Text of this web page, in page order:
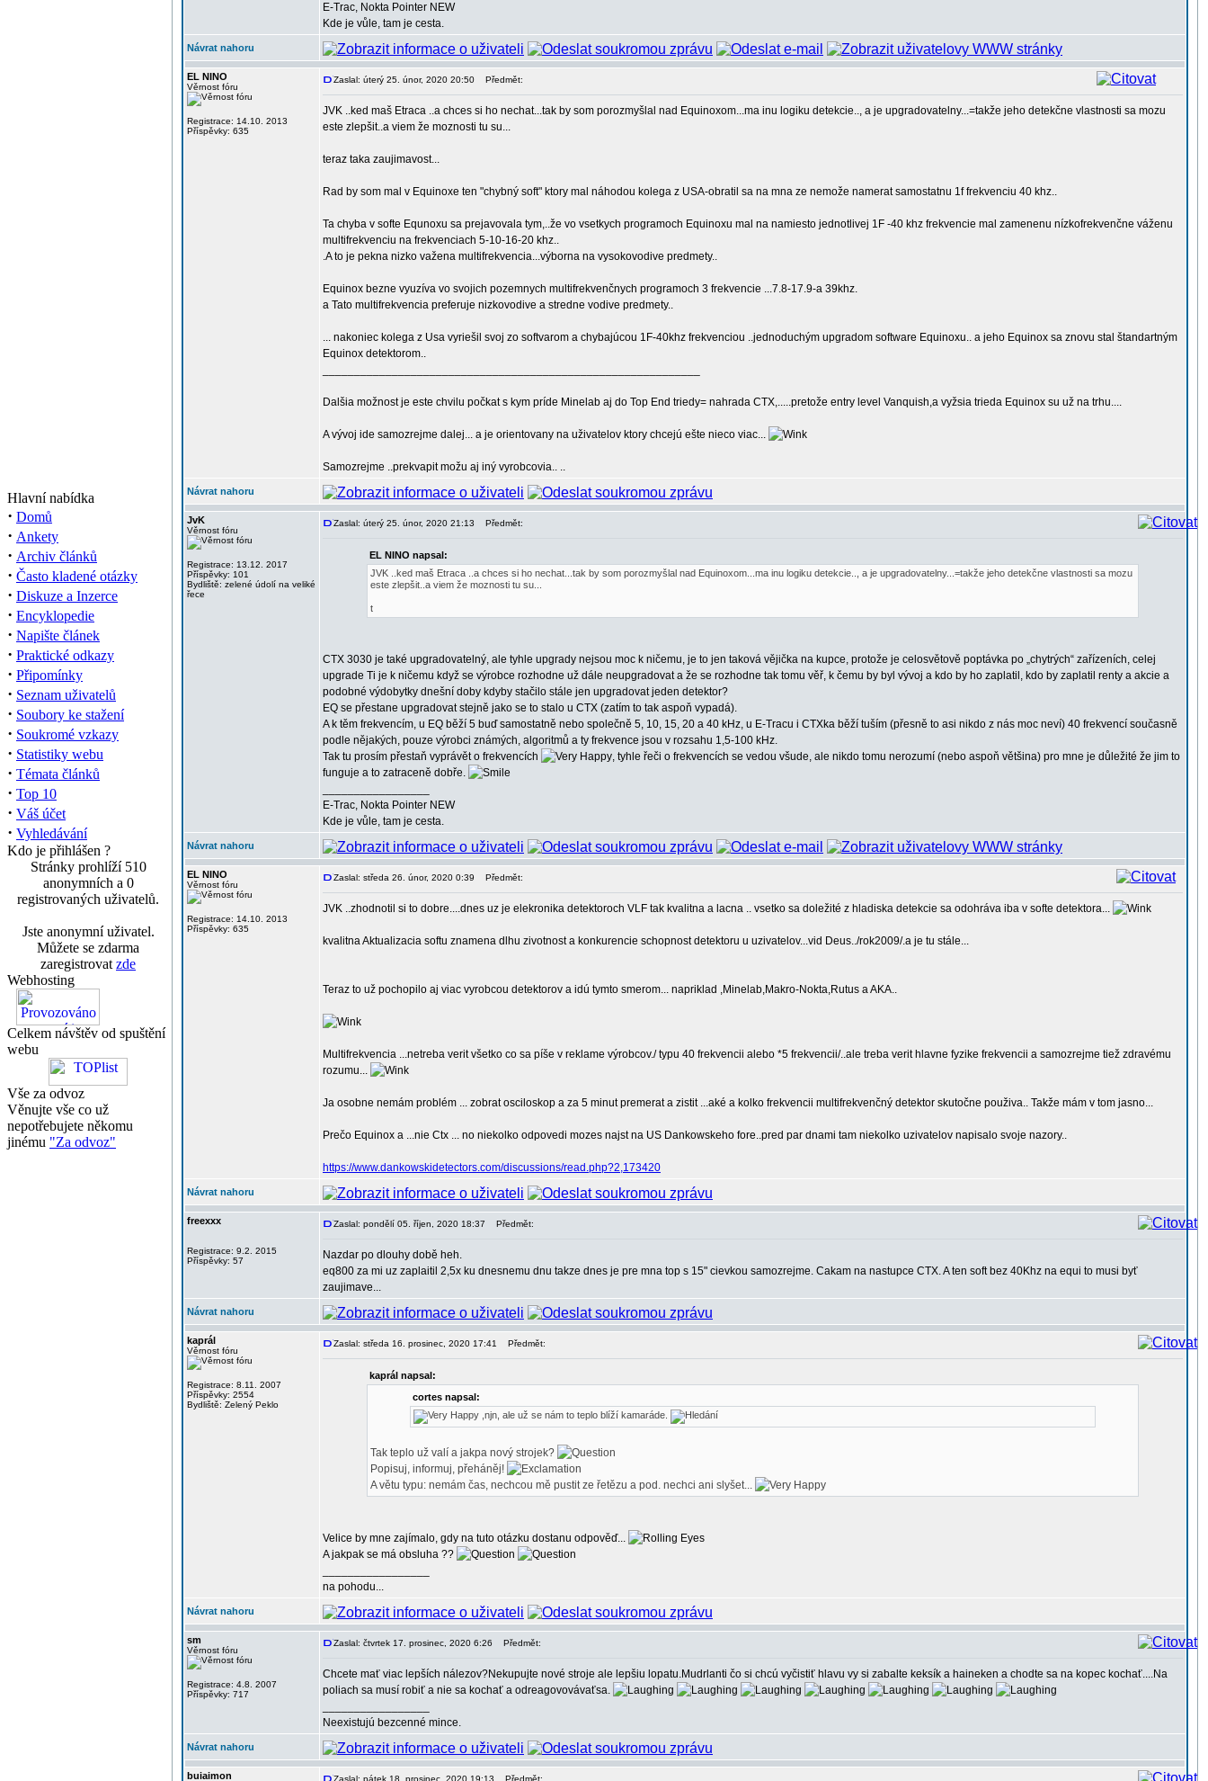
Hlavní nabídka
· Domů
· Ankety
· Archiv článků
· Často kladené otázky
· Diskuze a Inzerce
· Encyklopedie
· Napište článek
· Praktické odkazy
· Připomínky
· Seznam uživatelů
· Soubory ke stažení
· Soukromé vzkazy
· Statistiky webu
· Témata článků
· Top 10
· Váš účet
· Vyhledávání
Kdo je přihlášen ?
Stránky prohlíží 510
anonymních a 0
registrovaných uživatelů.
Jste anonymní uživatel.
Můžete se zdarma
zaregistrovat zde
Webhosting
Celkem návštěv od spuštění
webu
Vše za odvoz
Věnujte vše co už
nepotřebujete někomu
jinému "Za odvoz"
E-Trac, Nokta Pointer NEW
Kde je vůle, tam je cesta.
Návrat nahoru
EL NINO
Věrnost fóru
Registrace: 14.10. 2013
Příspěvky: 635
Zaslal: úterý 25. únor, 2020 20:50 Předmět:
JVK ..ked maš Etraca ..a chces si ho nechat...tak by som porozmyšlal nad Equinoxom...ma inu logiku detekcie.., a je upgradovatelny...=takže jeho detekčne vlastnosti sa mozu
este zlepšit..a viem že moznosti tu su...
teraz taka zaujimavost...
Rad by som mal v Equinoxe ten "chybný soft" ktory mal náhodou kolega z USA-obratil sa na mna ze nemože namerat samostatnu 1f frekvenciu 40 khz..
Ta chyba v softe Equnoxu sa prejavovala tym,..že vo vsetkych programoch Equinoxu mal na namiesto jednotlivej 1F -40 khz frekvencie mal zamenenu nízkofrekvenčne váženu
multifrekvenciu na frekvenciach 5-10-16-20 khz..
.A to je pekna nizko važena multifrekvencia...výborna na vysokovodive predmety..
Equinox bezne vyuzíva vo svojich pozemnych multifrekvenčnych programoch 3 frekvencie ...7.8-17.9-a 39khz.
a Tato multifrekvencia preferuje nizkovodive a stredne vodive predmety..
... nakoniec kolega z Usa vyriešil svoj zo softvarom a chybajúcou 1F-40khz frekvenciou ..jednoduchým upgradom software Equinoxu.. a jeho Equinox sa znovu stal štandartným
Equinox detektorom..
Dalšia možnost je este chvilu počkat s kym príde Minelab aj do Top End triedy= nahrada CTX,.....pretože entry level Vanquish,a vyžsia trieda Equinox su už na trhu....
A vývoj ide samozrejme dalej... a je orientovany na uživatelov ktory chcejú ešte nieco viac...
Samozrejme ..prekvapit možu aj iný vyrobcovia.. ..
Návrat nahoru
JvK
Věrnost fóru
Registrace: 13.12. 2017
Příspěvky: 101
Bydliště: zelené údolí na veliké
řece
Zaslal: úterý 25. únor, 2020 21:13 Předmět:
EL NINO napsal:
JVK ..ked maš Etraca ..a chces si ho nechat...tak by som porozmyšlal nad Equinoxom...ma inu logiku detekcie.., a je upgradovatelny...=takže jeho detekčne vlastnosti sa mozu
este zlepšit..a viem že moznosti tu su...
t
CTX 3030 je také upgradovatelný, ale tyhle upgrady nejsou moc k ničemu, je to jen taková vějička na kupce, protože je celosvětově poptávka po „chytrých“ zařízeních, celej
upgrade Ti je k ničemu když se výrobce rozhodne už dále neupgradovat a že se rozhodne tak tomu věř, k čemu by byl vývoj a kdo by ho zaplatil, kdo by zaplatil renty a akcie a
podobné výdobytky dnešní doby kdyby stačilo stále jen upgradovat jeden detektor?
EQ se přestane upgradovat stejně jako se to stalo u CTX (zatím to tak aspoň vypadá).
A k těm frekvencím, u EQ běží 5 buď samostatně nebo společně 5, 10, 15, 20 a 40 kHz, u E-Tracu i CTXka běží tuším (přesně to asi nikdo z nás moc neví) 40 frekvencí současně
podle nějakých, pouze výrobci známých, algoritmů a ty frekvence jsou v rozsahu 1,5-100 kHz.
Tak tu prosím přestaň vyprávět o frekvencích
, tyhle řeči o frekvencích se vedou všude, ale nikdo tomu nerozumí (nebo aspoň většina) pro mne je důležité že jim to
funguje a to zatraceně dobře.
E-Trac, Nokta Pointer NEW
Kde je vůle, tam je cesta.
Návrat nahoru
EL NINO
Věrnost fóru
Registrace: 14.10. 2013
Příspěvky: 635
Zaslal: středa 26. únor, 2020 0:39 Předmět:
JVK ..zhodnotil si to dobre....dnes uz je elekronika detektoroch VLF tak kvalitna a lacna .. vsetko sa doležité z hladiska detekcie sa odohráva iba v softe detektora...
kvalitna Aktualizacia softu znamena dlhu zivotnost a konkurencie schopnost detektoru u uzivatelov...vid Deus../rok2009/.a je tu stále...
Teraz to už pochopilo aj viac vyrobcou detektorov a idú tymto smerom... napriklad ,Minelab,Makro-Nokta,Rutus a AKA..
Multifrekvencia ...netreba verit všetko co sa píše v reklame výrobcov./ typu 40 frekvencii alebo *5 frekvencii/..ale treba verit hlavne fyzike frekvencii a samozrejme tiež zdravému
rozumu...
Ja osobne nemám problém ... zobrat osciloskop a za 5 minut premerat a zistit ...aké a kolko frekvencii multifrekvenčný detektor skutočne použiva.. Takže mám v tom jasno...
Prečo Equinox a ...nie Ctx ... no niekolko odpovedi mozes najst na US Dankowskeho fore..pred par dnami tam niekolko uzivatelov napisalo svoje nazory..
https://www.dankowskidetectors.com/discussions/read.php?2,173420
Návrat nahoru
freexxx
Registrace: 9.2. 2015
Příspěvky: 57
Zaslal: pondělí 05. říjen, 2020 18:37 Předmět:
Nazdar po dlouhy době heh.
eq800 za mi uz zaplaitil 2,5x ku dnesnemu dnu takze dnes je pre mna top s 15" cievkou samozrejme. Cakam na nastupce CTX. A ten soft bez 40Khz na equi to musi byť
zaujimave...
Návrat nahoru
kaprál
Věrnost fóru
Registrace: 8.11. 2007
Příspěvky: 2554
Bydliště: Zelený Peklo
Zaslal: středa 16. prosinec, 2020 17:41 Předmět:
kaprál napsal:
cortes napsal:
,njn, ale už se nám to teplo blíží kamaráde.
Tak teplo už valí a jakpa nový strojek?
Popisuj, informuj, přeháněj!
A větu typu: nemám čas, nechcou mě pustit ze řetězu a pod. nechci ani slyšet...
Velice by mne zajímalo, gdy na tuto otázku dostanu odpověď...
A jakpak se má obsluha ??
na pohodu...
Návrat nahoru
sm
Věrnost fóru
Registrace: 4.8. 2007
Příspěvky: 717
Zaslal: čtvrtek 17. prosinec, 2020 6:26 Předmět:
Chcete mať viac lepších nálezov?Nekupujte nové stroje ale lepšiu lopatu.Mudrlanti čo si chcú vyčistiť hlavu vy si zabalte keksík a haineken a chodte sa na kopec kochať....Na
poliach sa musí robiť a nie sa kochať a odreagovovávaťsa.
Neexistujú bezcenné mince.
Návrat nahoru
buiaimon Zaslal: pátek 18. prosinec, 2020 19:13 Předmět: